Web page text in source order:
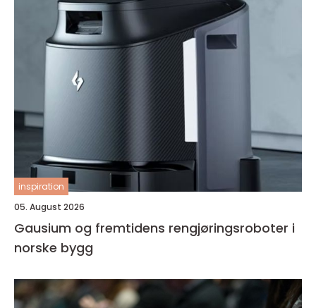
inspiration
05. August 2026
Gausium og fremtidens rengjøringsroboter i
norske bygg